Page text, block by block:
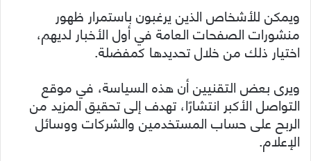
ويمكن للأشخاص الذين يرغبون باستمرار ظهور
منشورات الصفحات العامة في أول الأخبار لديهم،
اختيار ذلك من خلال تحديدها كمفضلة.
ويرى بعض التقنيين أن هذه السياسة، في موقع
التواصل الأكبر انتشارًا، تهدف إلى تحقيق المزيد من
الربح على حساب المستخدمين والشركات ووسائل
الإعلام.